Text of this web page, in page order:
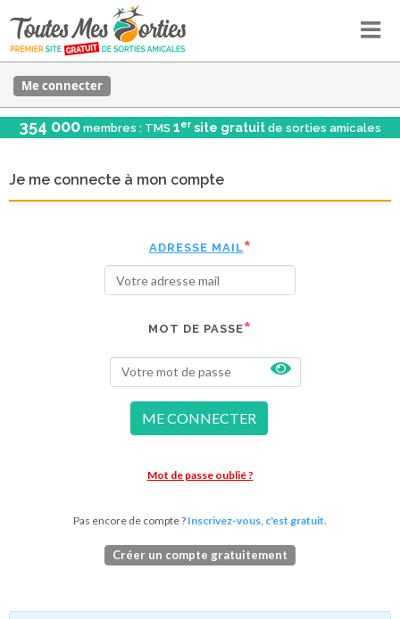
Me connecter
354 000 membres : TMS 1er site gratuit de sorties amicales
Je me connecte à mon compte
ADRESSE MAIL
MOT DE PASSE
ME CONNECTER
Mot de passe oublié ?
Pas encore de compte ? Inscrivez-vous, c'est gratuit.
Créer un compte gratuitement